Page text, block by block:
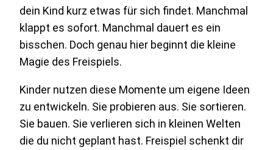
dein Kind kurz etwas für sich findet. Manchmal
klappt es sofort. Manchmal dauert es ein
bisschen. Doch genau hier beginnt die kleine
Magie des Freispiels.
Kinder nutzen diese Momente um eigene Ideen
zu entwickeln. Sie probieren aus. Sie sortieren.
Sie bauen. Sie verlieren sich in kleinen Welten
die du nicht geplant hast. Freispiel schenkt dir